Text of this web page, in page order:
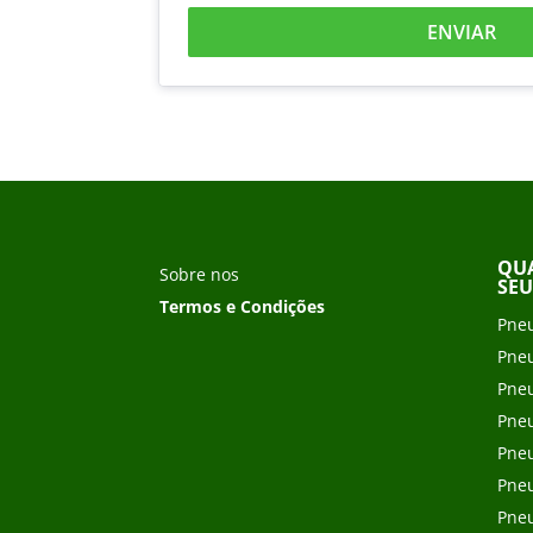
ENVIAR
Sobre nos
Termos e Condições